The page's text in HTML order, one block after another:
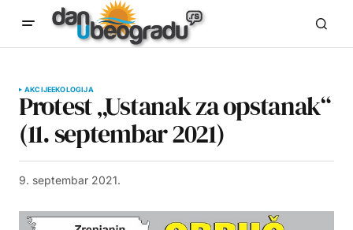
AKCIJEEKOLOGIJA
Protest „Ustanak za opstanak“
(11. septembar 2021)
9. septembar 2021.